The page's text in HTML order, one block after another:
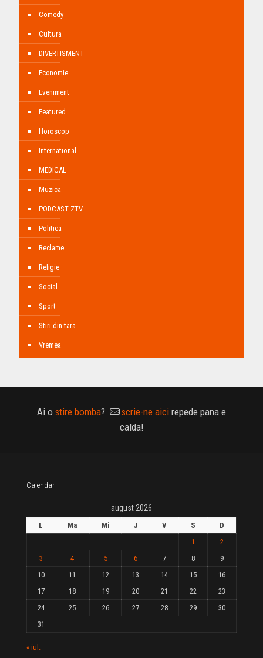
Comedy
Cultura
DIVERTISMENT
Economie
Eveniment
Featured
Horoscop
International
MEDICAL
Muzica
PODCAST ZTV
Politica
Reclame
Religie
Social
Sport
Stiri din tara
Vremea
Ai o stire bomba? scrie-ne aici repede pana e
calda!
Calendar
august 2026
L Ma Mi J V S
D
1
2
3
4 5 6 7 8
9
10
11 12 13 14 15
16
17
18 19 20 21 22
23
24
25 26 27 28 29
30
31
« iul.